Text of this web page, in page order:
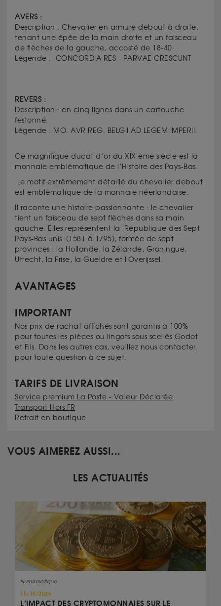
AVERS :
Description : Chevalier en armure debout à droite,
tenant une épée de la main droite et un faisceau
de flèches de la gauche, accosté de 18-40.
Légende : CONCORDIA RES - PARVAE CRESCUNT
REVERS :
Description : en cinq lignes dans un cartouche
festonné.
Légende : MO. AVR REG. BELGII AD LEGEM IMPERII.
Ce magnifique ducat d’or du XIX ème siècle est la
monnaie emblématique de l’Histoire des Pays-Bas.
Le motif extrêmement détaillé du chevalier debout
est emblématique de la monnaie néerlandaise.
Il raconte une histoire passionnante : le chevalier
tient un faisceau de sept flèches dans sa main
gauche. Elles représentent la 'République des Sept
Pays-Bas unis' (1581 à 1795), formée de sept
provinces : la Hollande, la Zélande, Groningue,
Utrecht, la Frise, la Gueldre et l'Overijssel.
AVANTAGES
IMPORTANT
Nos prix de rachat affichés sont garantis à 100%
pour toutes les pièces ou lingots sous scellés Godot
et Fils. Dans les autres cas, veuillez nous contacter
pour toute question à ce sujet.
TARIFS DE LIVRAISON
Service premium La Poste - Valeur Déclarée
Transport Hors FR
Retrait en boutique
VOUS AIMEREZ AUSSI...
LES ACTUALITÉS
Numismatique
15/10/2025
L’IMPACT DES CRYPTOMONNAIES SUR LE